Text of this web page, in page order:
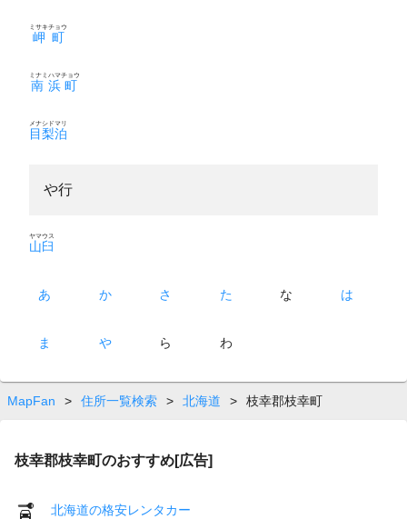
岬町
ミサキチョウ
南浜町
ミナミハマチョウ
目梨泊
メナシドマリ
や行
山臼
ヤマウス
あ か さ た な は
ま や ら わ
MapFan > 住所一覧検索 > 北海道 > 枝幸郡枝幸町
枝幸郡枝幸町のおすすめ[広告]
北海道の格安レンタカー